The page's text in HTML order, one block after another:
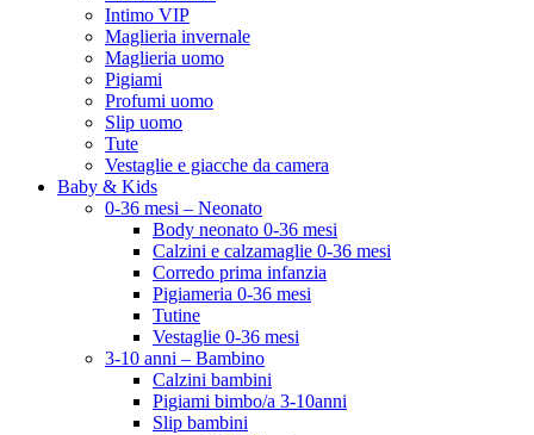
Intimo VIP
Maglieria invernale
Maglieria uomo
Pigiami
Profumi uomo
Slip uomo
Tute
Vestaglie e giacche da camera
Baby & Kids
0-36 mesi – Neonato
Body neonato 0-36 mesi
Calzini e calzamaglie 0-36 mesi
Corredo prima infanzia
Pigiameria 0-36 mesi
Tutine
Vestaglie 0-36 mesi
3-10 anni – Bambino
Calzini bambini
Pigiami bimbo/a 3-10anni
Slip bambini